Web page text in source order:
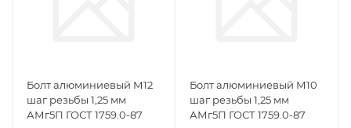
Болт алюминиевый М12
шаг резьбы 1,25 мм
АМг5П ГОСТ 1759.0-87
Болт алюминиевый М10
шаг резьбы 1,25 мм
АМг5П ГОСТ 1759.0-87